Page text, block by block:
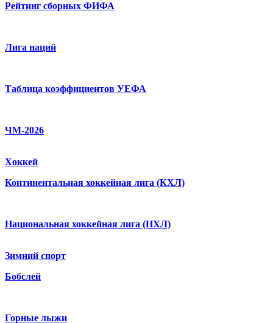
Рейтинг сборных ФИФА
Лига наций
Таблица коэффициентов УЕФА
ЧМ-2026
Хоккей
Континентальная хоккейная лига (КХЛ)
Национальная хоккейная лига (НХЛ)
Зимний спорт
Бобслей
Горные лыжи